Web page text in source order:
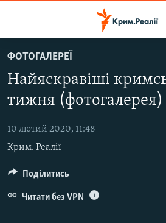
до
основного
матеріалу
до
навігації
Перейти
пошуку
ВОДА.КРИМ
ВІДЕО ТА ФОТО
ПОЛІТИКА
БЛОГИ
ПОГЛЯД
ІНТЕРВ'Ю
ФОТОГАЛЕРЕЇ
Найяскравіші
тижня (фотогалерея)
10 лютий 2020, 11:48
Крим. Реалії
Поділитись
Читати без VPN